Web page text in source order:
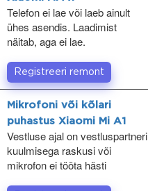
Telefon ei lae või laeb ainult
ühes asendis. Laadimist
näitab, aga ei lae.
Registreeri remont
Mikrofoni või kõlari
puhastus Xiaomi Mi A1
Vestluse ajal on vestluspartneri
kuulmisega raskusi või
mikrofon ei tööta hästi